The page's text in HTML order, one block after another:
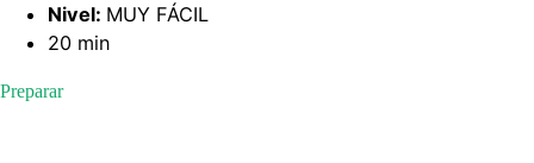
Nivel: MUY FÁCIL
20 min
Preparar